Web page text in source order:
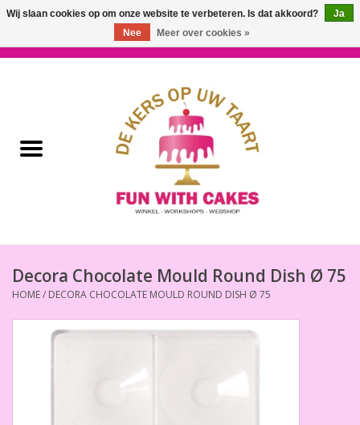
Workshops & Cursussen
Decoreer Gereedschap
Decora Chocolate Mould Round Dish Ø 75
HOME/ DECORA CHOCOLATE MOULD ROUND DISH Ø 75
Wij slaan cookies op om onze website te verbeteren. Is dat akkoord?
Ja
Nee
Meer over cookies »